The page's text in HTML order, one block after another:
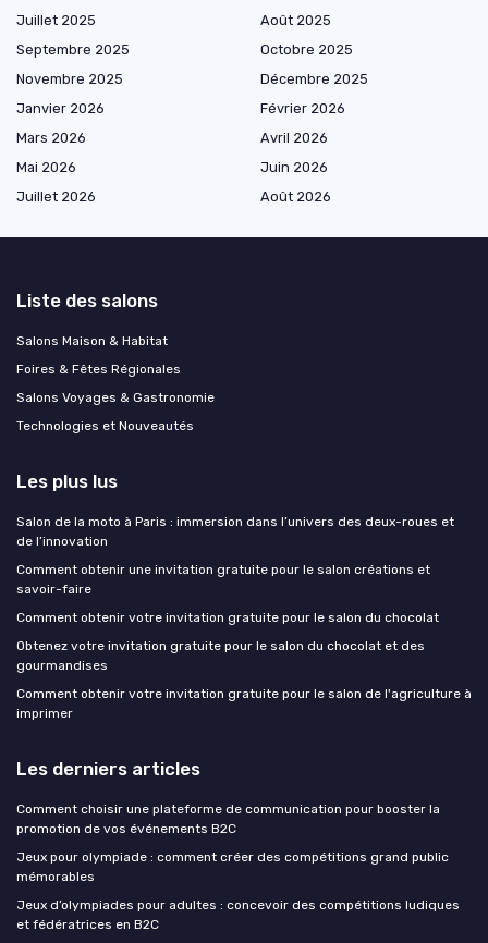
Juillet 2025
Août 2025
Septembre 2025
Octobre 2025
Novembre 2025
Décembre 2025
Janvier 2026
Février 2026
Mars 2026
Avril 2026
Mai 2026
Juin 2026
Juillet 2026
Août 2026
Liste des salons
Salons Maison & Habitat
Foires & Fêtes Régionales
Salons Voyages & Gastronomie
Technologies et Nouveautés
Les plus lus
Salon de la moto à Paris : immersion dans l’univers des deux-roues et
de l’innovation
Comment obtenir une invitation gratuite pour le salon créations et
savoir-faire
Comment obtenir votre invitation gratuite pour le salon du chocolat
Obtenez votre invitation gratuite pour le salon du chocolat et des
gourmandises
Comment obtenir votre invitation gratuite pour le salon de l'agriculture à
imprimer
Les derniers articles
Comment choisir une plateforme de communication pour booster la
promotion de vos événements B2C
Jeux pour olympiade : comment créer des compétitions grand public
mémorables
Jeux d’olympiades pour adultes : concevoir des compétitions ludiques
et fédératrices en B2C